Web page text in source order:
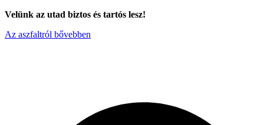
Velünk az utad biztos és tartós lesz!
Az aszfaltról bővebben